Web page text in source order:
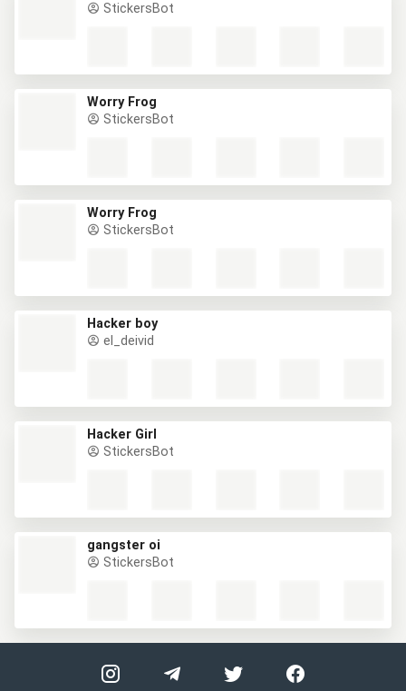
StickersBot
Worry Frog
StickersBot
Worry Frog
StickersBot
Hacker boy
el_deivid
Hacker Girl
StickersBot
gangster oi
StickersBot